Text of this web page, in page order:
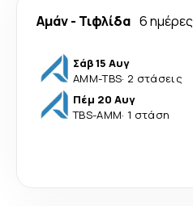
Αμάν- Τιφλίδα 6 ημέρες
Σάβ 15 Αυγ
AMM-TBS· 2 στάσεις
Πέμ 20 Αυγ
TBS-AMM· 1 στάση